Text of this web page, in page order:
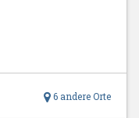
6 andere Orte